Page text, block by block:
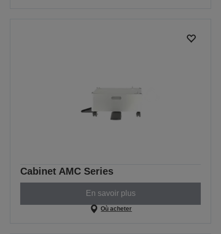
Cabinet AMC Series
En savoir plus
Où acheter